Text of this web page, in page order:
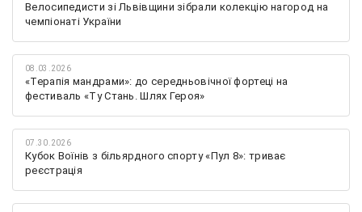
Велосипедисти зі Львівщини зібрали колекцію нагород на
чемпіонаті України
08.03.2026
«Терапія мандрами»: до середньовічної фортеці на
фестиваль «Ту Стань. Шлях Героя»
07.30.2026
Кубок Воїнів з більярдного спорту «Пул 8»: триває
реєстрація